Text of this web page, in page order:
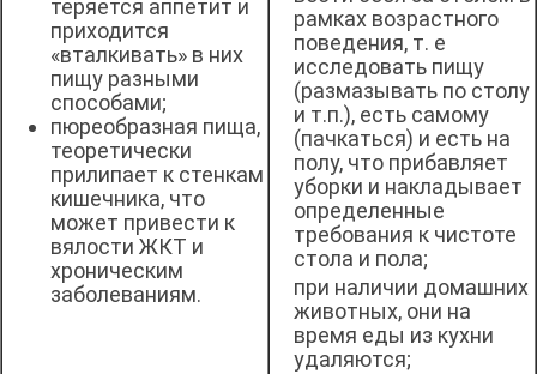
теряется аппетит и
приходится
«вталкивать» в них
пищу разными
способами;
пюреобразная пища,
теоретически
прилипает к стенкам
кишечника, что
может привести к
вялости ЖКТ и
хроническим
заболеваниям.
рамках возрастного
поведения, т. е
исследовать пищу
(размазывать по столу
и т.п.), есть самому
(пачкаться) и есть на
полу, что прибавляет
уборки и накладывает
определенные
требования к чистоте
стола и пола;
при наличии домашних
животных, они на
время еды из кухни
удаляются;